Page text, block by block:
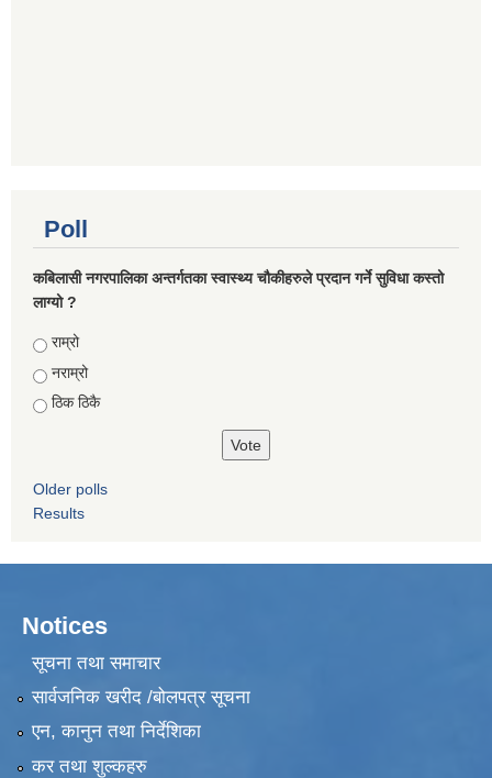
Poll
कबिलासी नगरपालिका अन्तर्गतका स्वास्थ्य चौकीहरुले प्रदान गर्ने सुविधा कस्तो
लाग्यो ?
Choices
राम्रो
नराम्रो
ठिक ठिकै
Older polls
Results
Notices
सूचना तथा समाचार
सार्वजनिक खरीद /बोलपत्र सूचना
एन, कानुन तथा निर्देशिका
कर तथा शुल्कहरु